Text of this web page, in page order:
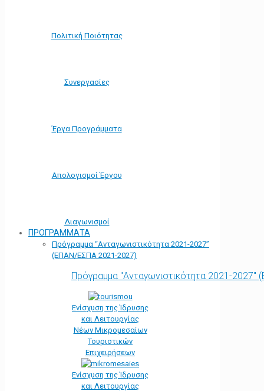
Πολιτική Ποιότητας
Συνεργασίες
Έργα Προγράμματα
Απολογισμοί Έργου
Διαγωνισμοί
ΠΡΟΓΡΑΜΜΑΤΑ
Πρόγραμμα “Ανταγωνιστικότητα 2021-2027”
(ΕΠΑΝ/ΕΣΠΑ 2021-2027)
Πρόγραμμα "Ανταγωνιστικότητα 2021-
Ενίσχυση της Ίδρυσης
και Λειτουργίας
Νέων Μικρομεσαίων
Τουριστικών
Επιχειρήσεων
Ενίσχυση της Ίδρυσης
και Λειτουργίας